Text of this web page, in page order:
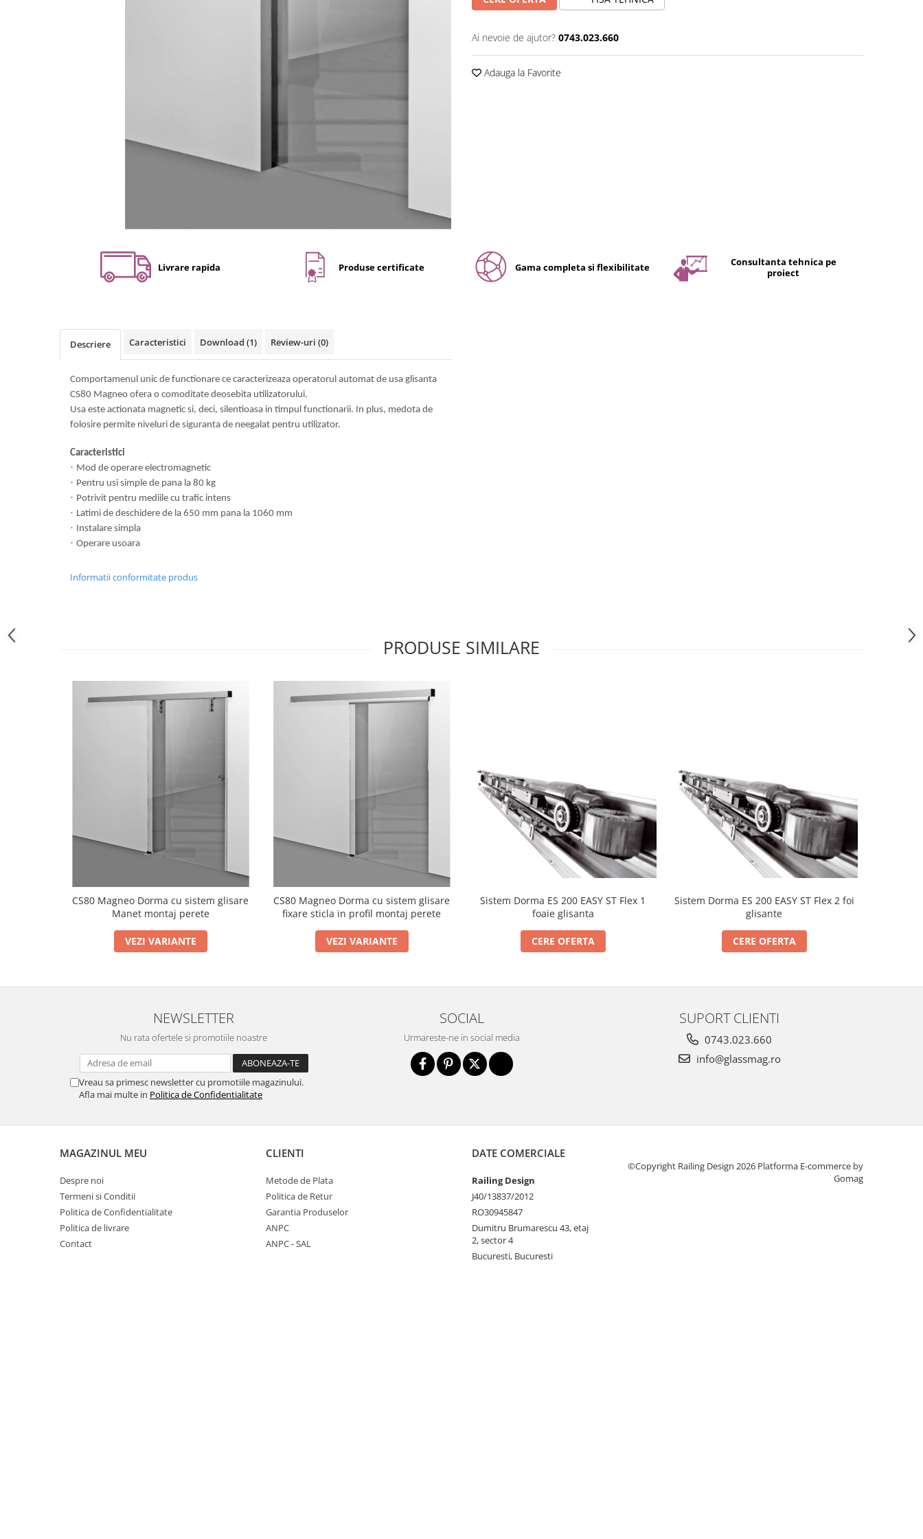
Componente usi glisante manuale
Usi glisant-telescopice
Pereti amovibili
Usi glisante pentru vitrine
Manere tragatoare
Manere scoica
Sisteme cabine dus
Componente cabine dus
Conectori cabine dus
Bara stabilizatoare si conectori
cabine dus
Butoni si manere cabine dus
Mana curenta profil U balustrada
Accesorii mana curenta profilata
Montanti echipati
Cleme montanti balustrada
Cabluri si componente montanti
Mana curenta
Prinderi punctuale
Prinderi punctuale
Conectori sticla
Sisteme copertina
Seturi copertina
Componente copertina
Incuietori electrice
Ai nevoie de ajutor? 0743.023.660
Adauga la Favorite
Livrare rapida Produse certificate Gama completa si flexibilitate
Consultanta tehnica pe
proiect
Descriere Caracteristici Download (1) Review-uri (0)
Comportamenul unic de functionare ce caracterizeaza operatorul automat de usa glisanta
CS80 Magneo ofera o comoditate deosebita utilizatorului.
Usa este actionata magnetic si, deci, silentioasa in timpul functionarii. In plus, medota de
folosire permite niveluri de siguranta de neegalat pentru utilizator.
Caracteristici
· Mod de operare electromagnetic
· Pentru usi simple de pana la 80 kg
· Potrivit pentru mediile cu trafic intens
· Latimi de deschidere de la 650 mm pana la 1060 mm
· Instalare simpla
· Operare usoara
Informatii conformitate produs
PRODUSE SIMILARE
CS80 Magneo Dorma cu sistem glisare
Manet montaj perete
VEZI VARIANTE
CS80 Magneo Dorma cu sistem glisare
fixare sticla in profil montaj perete
VEZI VARIANTE
Sistem Dorma ES 200 EASY ST Flex 1
foaie glisanta
CERE OFERTA
Sistem Dorma ES 200 EASY ST Flex 2 foi
glisante
CERE OFERTA
NEWSLETTER
Nu rata ofertele si promotiile noastre
Vreau sa primesc newsletter cu promotiile magazinului.
Afla mai multe in Politica de Confidentialitate
SOCIAL
Urmareste-ne in social media
SUPORT CLIENTI
0743.023.660
info@glassmag.ro
MAGAZINUL MEU
Despre noi
Termeni si Conditii
Politica de Confidentialitate
Politica de livrare
Contact
CLIENTI
Metode de Plata
Politica de Retur
Garantia Produselor
ANPC
ANPC - SAL
DATE COMERCIALE
Railing Design
J40/13837/2012
RO30945847
Dumitru Brumarescu 43, etaj
2, sector 4
Bucuresti, Bucuresti
©Copyright Railing Design 2026 Platforma E-commerce by
Gomag